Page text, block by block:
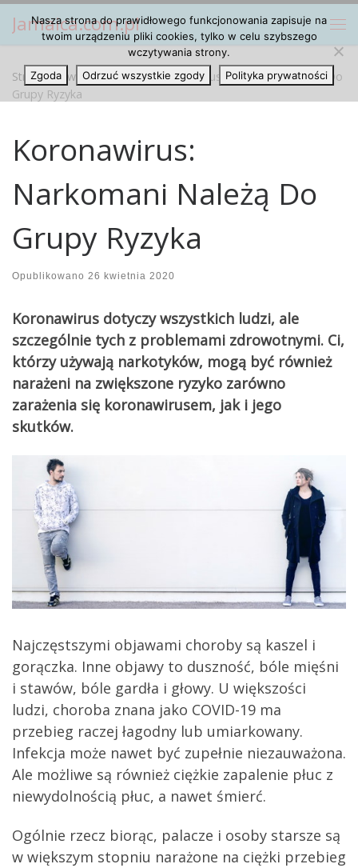
Przejdź do treści
Jamaica.com.pl
Strona główna » Artykuły » Koronawirus: Narkomani Należą Do
Grupy Ryzyka
Koronawirus:
Narkomani Należą Do
Grupy Ryzyka
Opublikowano 26 kwietnia 2020
Koronawirus dotyczy wszystkich ludzi, ale
szczególnie tych z problemami zdrowotnymi. Ci,
którzy używają narkotyków, mogą być również
narażeni na zwiększone ryzyko zarówno
zarażenia się koronawirusem, jak i jego
skutków.
Najczęstszymi objawami choroby są kaszel i
gorączka. Inne objawy to duszność, bóle mięśni
i stawów, bóle gardła i głowy. U większości
ludzi, choroba znana jako COVID-19 ma
przebieg raczej łagodny lub umiarkowany.
Infekcja może nawet być zupełnie niezauważona.
Ale możliwe są również ciężkie zapalenie płuc z
niewydolnością płuc, a nawet śmierć.
Ogólnie rzecz biorąc, palacze i osoby starsze są
w większym stopniu narażone na ciężki przebieg
Nasza strona do prawidłowego funkcjonowania zapisuje na
twoim urządzeniu pliki cookies, tylko w celu szybszego
wczytywania strony.
Zgoda
Odrzuć wszystkie zgody Polityka prywatności